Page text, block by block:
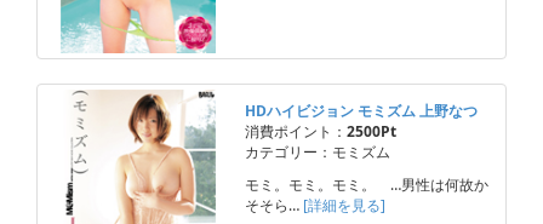
HDハイビジョン モミズム 上野なつ
消費ポイント： 2500Pt
カテゴリー：モミズム
モミ。モミ。モミ。 …男性は何故か
そそら… [詳細を見る]